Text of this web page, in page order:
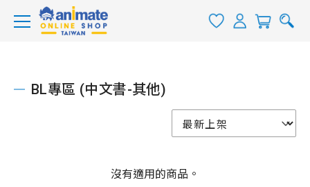
BL專區 (中文書-其他)
沒有適用的商品。